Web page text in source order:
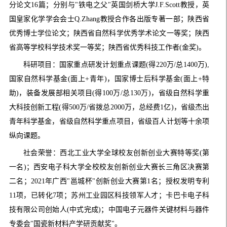
分论文16篇；分别与"铁电之父"英国剑桥大学J.F.Scott教授，英
国皇家化学学会会士Q.Zhang教授合作各出版专著一部；陕西省
优秀博士学位论文；陕西省自然科学优秀学术论文一等奖；陕西
省高等学校科学技术奖一等奖；陕西省优秀科技工作者(金奖)。
科研项目：国家重点研发计划重点课题(得220万/总1400万),
国家自然科学基金(面上+青年)，国家博士后科学基金(面上+特
助)，装备发展部相关项目(得100万/总130万)，省级自然科学重
大科技创新工程(得500万/省拨总2000万，总经费1亿)，省级杰出
青年科学基金，省级自然科学重点项目，省级百人计划等十余项
纵向课题。
社会荣誉：西北工业大学全球校友创新创业大赛特等奖(第
一名)；西安电子科大学全校校友创新创业大赛长三角区决赛第
二名；2021年广西"邕城杯"创新创业大赛第1名；授权发明专利
11项，已转化7项；苏州工业园区科技领军人才；卡巴卡电子科
技有限公司创始人(中式完成)；中国电子元器件关键材料与器件
专委会"国瓷新材料产学研贡献奖"。